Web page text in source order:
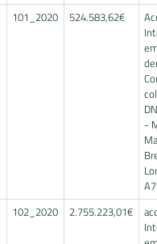
101_2020 524.583,62€
-
102_2020 2.755.223,01€